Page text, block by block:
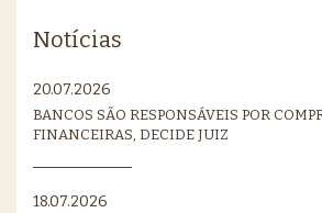
Notícias
20.07.2026
BANCOS SÃO RESPONSÁVEIS POR
FINANCEIRAS, DECIDE JUIZ
18.07.2026